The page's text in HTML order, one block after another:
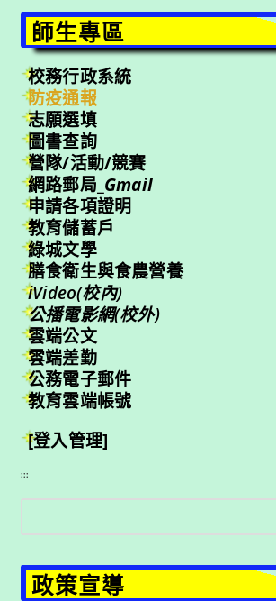
師生專區
校務行政系統
防疫通報
志願選填
圖書查詢
營隊/活動/競賽
網路郵局_ Gmail
申請各項證明
教育儲蓄戶
綠城文學
膳食衛生與食農營養
iVideo(校內)
公播電影網(校外)
雲端公文
雲端差勤
公務電子郵件
教育雲端帳號
[登入管理]
:::
搜
尋
政策宣導